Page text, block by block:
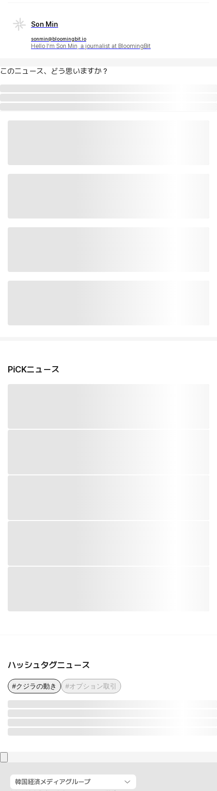
Son Min
sonmin@bloomingbit.io
Hello I’m Son Min, a journalist at BloomingBit
このニュース、どう思いますか？
PiCKニュース
ハッシュタグニュース
#クジラの動き #オプション取引
韓国経済メディアグループ